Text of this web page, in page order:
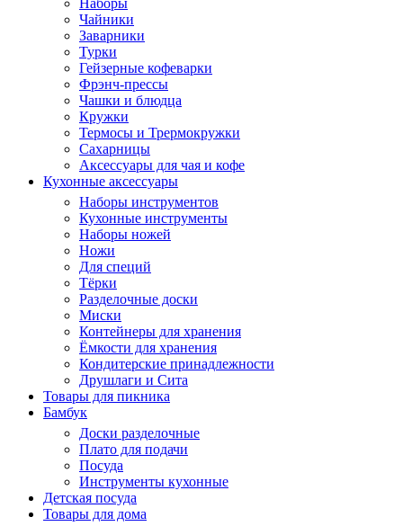
Наборы
Чайники
Заварники
Турки
Гейзерные кофеварки
Фрэнч-прессы
Чашки и блюдца
Кружки
Термосы и Трермокружки
Сахарницы
Аксессуары для чая и кофе
Кухонные аксессуары
Наборы инструментов
Кухонные инструменты
Наборы ножей
Ножи
Для специй
Тёрки
Разделочные доски
Миски
Контейнеры для хранения
Ёмкости для хранения
Кондитерские принадлежности
Друшлаги и Сита
Товары для пикника
Бамбук
Доски разделочные
Плато для подачи
Посуда
Инструменты кухонные
Детская посуда
Товары для дома